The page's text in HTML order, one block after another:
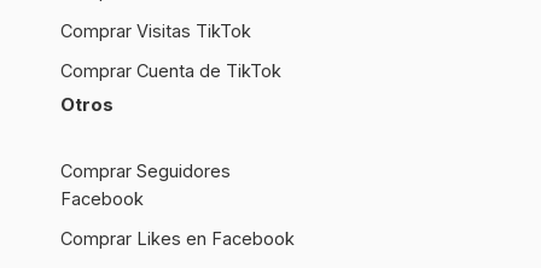
Comprar Visitas TikTok
Comprar Cuenta de TikTok
Otros
Comprar Seguidores
Facebook
Comprar Likes en Facebook